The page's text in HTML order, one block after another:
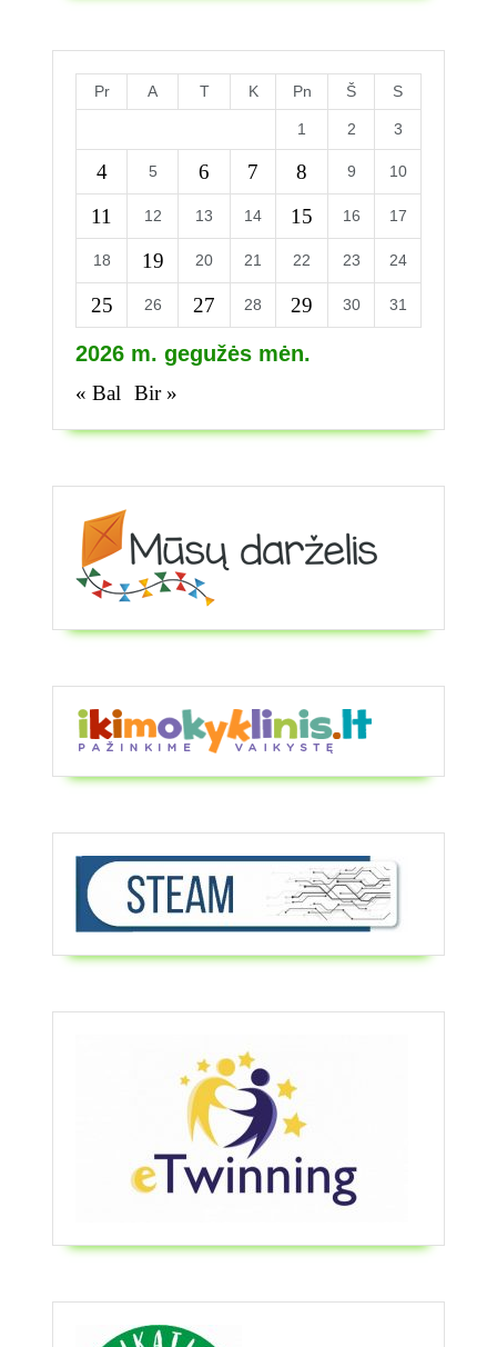
2026 m. gegužės mėn.
Pr A T K Pn Š S
1 2 3
4 5 6 7 8 9 10
11 12 13 14 15 16 17
18 19 20 21 22 23 24
25 26 27 28 29 30 31
« Bal Bir »